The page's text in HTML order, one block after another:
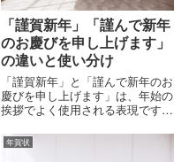
「謹賀新年」「謹んで新年
のお慶びを申し上げます」
の違いと使い分け
「謹賀新年」と「謹んで新年のお
慶びを申し上げます」は、年始の
挨拶でよく使用される表現です
いようです。特に、以下の3つの
ポイントを意識することで、状況
年賀状